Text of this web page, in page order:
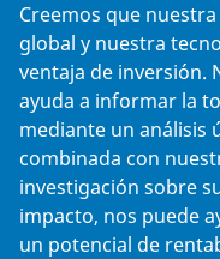
Creemos que
global y nuestra
ventaja de inversión.
ayuda a informar la
mediante un análisis
combinada con
investigación sobre
impacto, nos puede
un potencial de